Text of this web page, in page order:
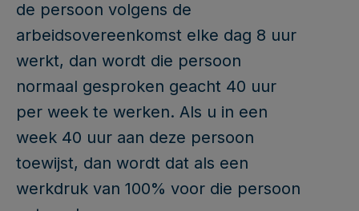
de persoon volgens de
arbeidsovereenkomst elke dag 8 uur
werkt, dan wordt die persoon
normaal gesproken geacht 40 uur
per week te werken. Als u in een
week 40 uur aan deze persoon
toewijst, dan wordt dat als een
werkdruk van 100% voor die persoon